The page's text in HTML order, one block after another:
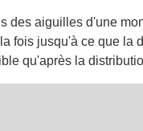
des aiguilles d'une
fois jusqu'à ce que la
qu'après la